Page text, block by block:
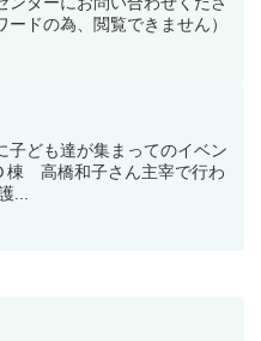
ドの為、閲覧できません）
子ども達が集まってのイベン
棟 高橋和子さん主宰で行わ
...